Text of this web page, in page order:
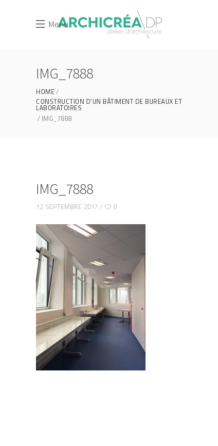
Menu
IMG_7888
HOME
CONSTRUCTION D’UN BÂTIMENT DE BUREAUX ET
LABORATOIRES
IMG_7888
IMG_7888
12 SEPTEMBRE 2017 0